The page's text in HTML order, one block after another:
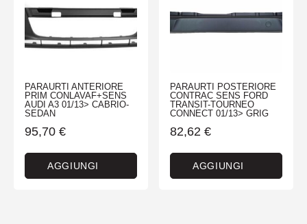
PARAURTI ANTERIORE
PRIM CONLAVAF+SENS
AUDI A3 01/13> CABRIO-
SEDAN
95,70 €
AGGIUNGI
PARAURTI POSTERIORE
CONTRAC SENS FORD
TRANSIT-TOURNEO
CONNECT 01/13> GRIG
82,62 €
AGGIUNGI